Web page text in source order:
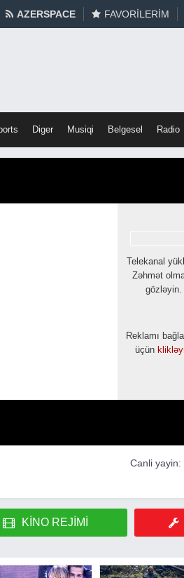
AZERSPACE FAVORILERIM
Diger Musiqi Belgesel Radio
Canli yayin:
KINO REJIMI